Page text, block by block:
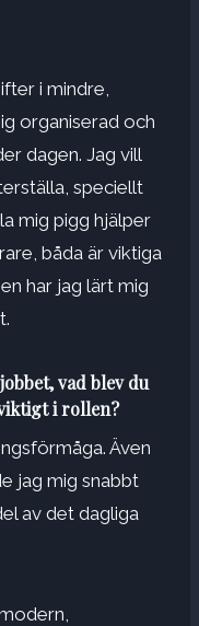
i mindre,
organiserad och
dagen. Jag vill
speciellt
mig pigg hjälper
båda är viktiga
har jag lärt mig
vad blev du
i rollen?
Även
jag mig snabbt
av det dagliga